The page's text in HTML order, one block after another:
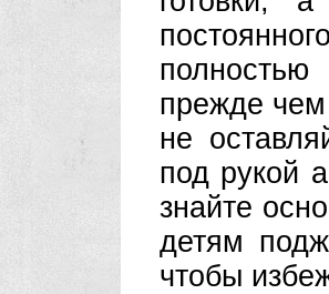
прежде чем
не
под рукой
знайте
детям
чтобы